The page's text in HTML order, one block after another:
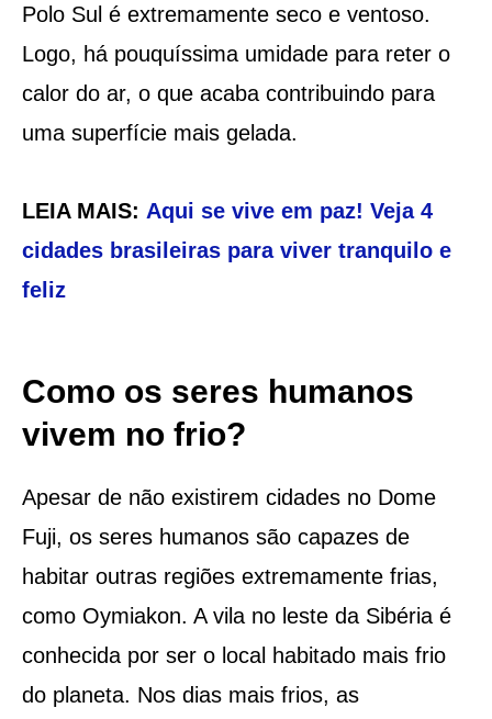
Polo Sul é extremamente seco e ventoso.
Logo, há pouquíssima umidade para reter o
calor do ar, o que acaba contribuindo para
uma superfície mais gelada.
LEIA MAIS: Aqui se vive em paz! Veja 4
cidades brasileiras para viver tranquilo e
feliz
Como os seres humanos
vivem no frio?
Apesar de não existirem cidades no Dome
Fuji, os seres humanos são capazes de
habitar outras regiões extremamente frias,
como Oymiakon. A vila no leste da Sibéria é
conhecida por ser o local habitado mais frio
do planeta. Nos dias mais frios, as